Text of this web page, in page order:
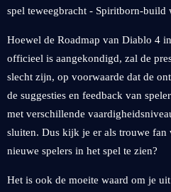
spel teweegbracht - Spiritborn-build
Hoewel de Roadmap van Diablo 4
officieel is aangekondigd, zal de
slecht zijn, op voorwaarde dat de
de suggesties en feedback van
met verschillende
sluiten. Dus kijk je er als trouwe fan
nieuwe spelers in het spel te zien?
Het is ook de moeite waard om je